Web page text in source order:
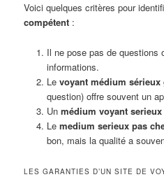
Voici quelques critères pour
compétent :
Il ne pose pas de questions
informations.
Le voyant médium sérieux
question) offre souvent un
Un médium voyant serieux
Le medium serieux pas
bon, mais la qualité a
LES GARANTIES D’UN SITE DE